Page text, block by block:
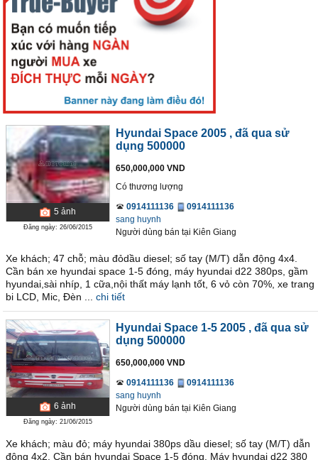
5 ảnh
Đăng ngày: 26/06/2015
Hyundai Space 2005 , đã qua sử
dụng 500000
650,000,000 VND
Có thương lượng
0914111136
0914111136
sang huynh
Người dùng bán tại Kiên Giang
Xe khách; 47 chỗ; màu đỏdầu diesel; số tay (M/T) dẫn động 4x4.
Cần bán xe hyundai space 1-5 đóng, máy hyundai d22 380ps, gầm
hyundai,sài nhíp, 1 cữa,nội thất máy lạnh tốt, 6 vỏ còn 70%, xe trang
bi LCD, Mic, Đèn ...
chi tiết
6 ảnh
Đăng ngày: 21/06/2015
Hyundai Space 1-5 2005 , đã qua sử
dụng 500000
650,000,000 VND
0914111136
0914111136
sang huynh
Người dùng bán tại Kiên Giang
Xe khách; màu đỏ; máy hyundai 380ps dầu diesel; số tay (M/T) dẫn
động 4x2. Cần bán hyundai Space 1-5 đóng. Máy hyundai d22 380